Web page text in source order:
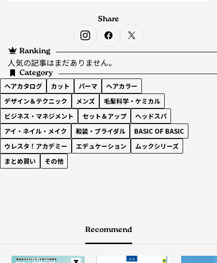
Ranking
人気の記事はまだありません。
Category
ヘアカタログ カット パーマ
ヘアカラー
デザイン＆テクニック
メンズ
毛髪科学・ケミカル
ビジネス・マネジメント
セット＆アップ
ヘッドスパ
アイ・ネイル・メイク
和装・ブライダル
BASIC OF BASIC
ウレスタ！アカデミー
エデュケーション
ムックシリーズ
まとめ買い
その他
Share
Recommend